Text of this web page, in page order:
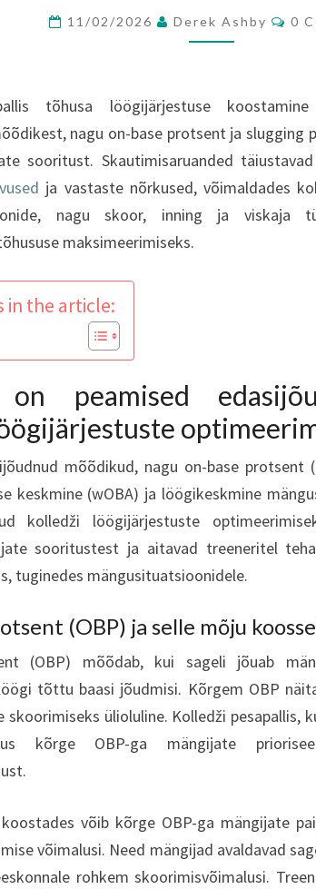
11/02/2026 Derek Ashby 0
tõhusa löögijärjestuse
nagu on-base protsent ja
sooritust. Skautimisaruanded
ja vastaste nõrkused, võimaldades
nagu skoor, inning ja viskaja
maksimeerimiseks.
in the article:
peamised
mõõdikud, nagu on-base protsent
keskmine (wOBA) ja löögikeskmine
kolledži löögijärjestuste
sooritustest ja aitavad treeneritel
tuginedes mängusituatsioonidele.
(OBP) ja selle mõju
(OBP) mõõdab, kui sageli jõuab
tõttu baasi jõudmisi. Kõrgem OBP
skoorimiseks ülioluline. Kolledži pesapallis,
kõrge OBP-ga mängijate
võib kõrge OBP-ga mängijate
võimalusi. Need mängijad avaldavad
rohkem skoorimisvõimalusi.